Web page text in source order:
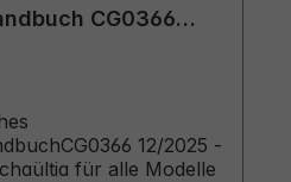
CG0366
12/2025 -
für alle Modelle